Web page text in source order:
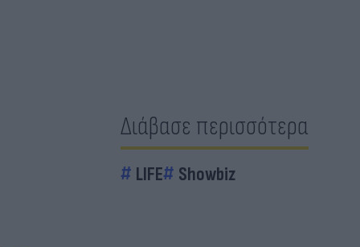
Διάβασε περισσότερα
LIFE Showbiz